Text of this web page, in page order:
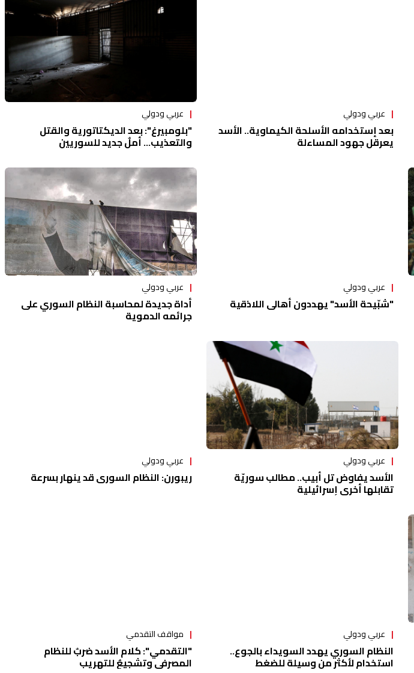
عربي ودولي
بعد إستخدامه الأسلحة الكيماوية.. الأسد
يعرقل جهود المساءلة
عربي ودولي
"بلومبيرغ": بعد الديكتاتورية والقتل
والتعذيب... أملٌ جديد للسوريين
عربي ودولي
"شبّيحة الأسد" يهددون أهالي اللاذقية
عربي ودولي
أداة جديدة لمحاسبة النظام السوري على
جرائمه الدموية
عربي ودولي
الأسد يفاوض تل أبيب.. مطالب سوريّة
تقابلها أخرى إسرائيلية
عربي ودولي
ريبورن: النظام السوري قد ينهار بسرعة
عربي ودولي
النظام السوري يهدد السويداء بالجوع..
استخدام لأكثر من وسيلة للضغط
مواقف التقدمي
"التقدمي": كلام الأسد ضربٌ للنظام
المصرفي وتشجيعٌ للتهريب